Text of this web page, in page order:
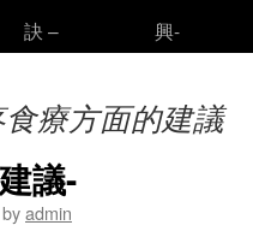
訣 –
興-
療方面的建議
議-
byadmin